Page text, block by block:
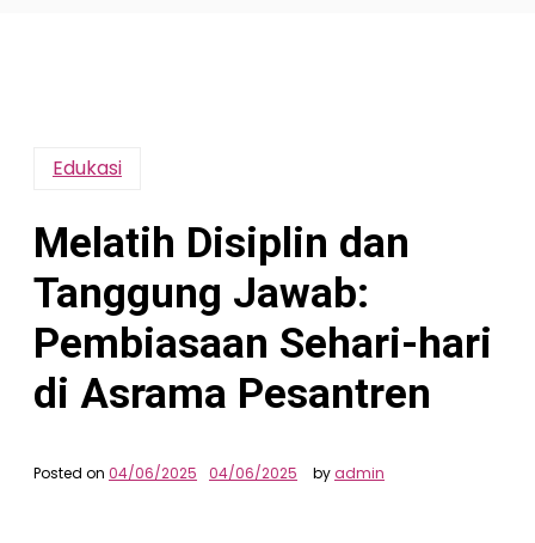
Edukasi
Melatih Disiplin dan
Tanggung Jawab:
Pembiasaan Sehari-hari
di Asrama Pesantren
Posted on 04/06/2025 04/06/2025 byadmin